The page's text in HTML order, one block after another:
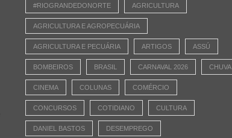
#RIOGRANDEDONORTE AGRICULTURA
AGRICULTURA E AGROPECUÁRIA
AGRICULTURA E PECUÁRIA ARTIGOS ASSÚ
BOMBEIROS BRASIL CARNAVAL 2026 CHUVA
CINEMA COLUNAS COMÉRCIO
CONCURSOS COTIDIANO CULTURA
DANIEL BASTOS DESEMPREGO